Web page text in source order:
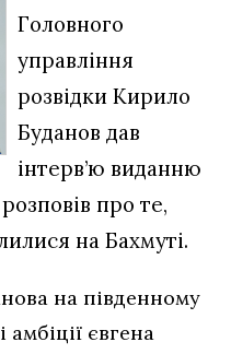
Головного
управління
розвідки Кирило
Буданов дав
інтерв’ю виданню
про те,
на Бахмуті.
на південному
амбіції євгена